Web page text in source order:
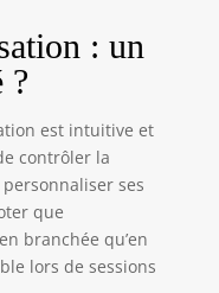
:
simple
belles
de son
vidéo
parfait,
: un
?
est intuitive et
contrôler la
ses
que
branchée qu’en
lors de sessions